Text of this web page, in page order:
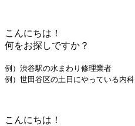
こんにちは！
何をお探しですか？
例）渋谷駅の水まわり修理業者
例）世田谷区の土日にやっている内科
こんにちは！